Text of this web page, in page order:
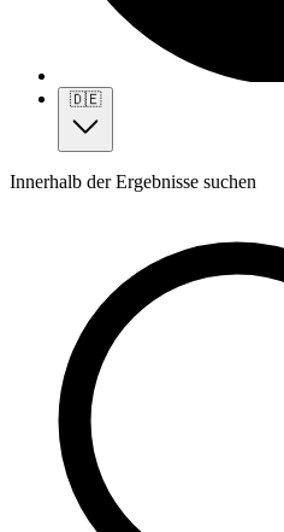
🇩🇪
Innerhalb der Ergebnisse suchen